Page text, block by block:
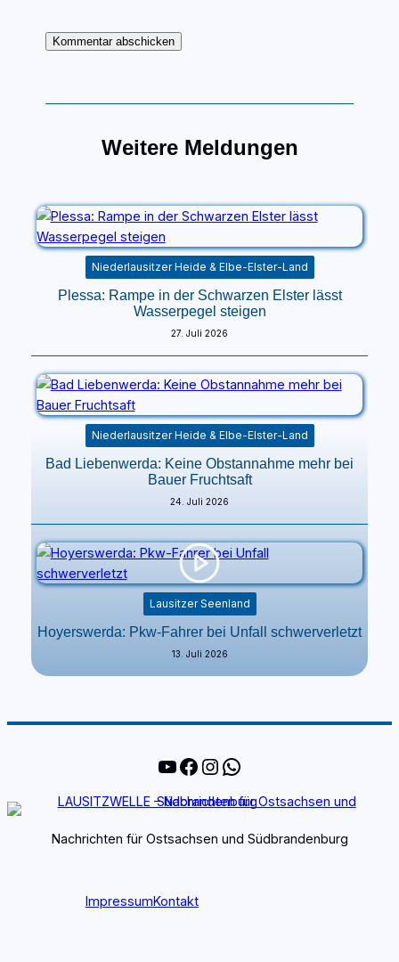
Weitere Meldungen
Niederlausitzer Heide & Elbe-Elster-Land
Plessa: Rampe in der Schwarzen Elster lässt
Wasserpegel steigen
27. Juli 2026
Niederlausitzer Heide & Elbe-Elster-Land
Bad Liebenwerda: Keine Obstannahme mehr bei
Bauer Fruchtsaft
24. Juli 2026
Lausitzer Seenland
Hoyerswerda: Pkw-Fahrer bei Unfall schwerverletzt
13. Juli 2026
YouTube
Facebook
Instagram
WhatsApp
Nachrichten für Ostsachsen und Südbrandenburg
ImpressumKontakt